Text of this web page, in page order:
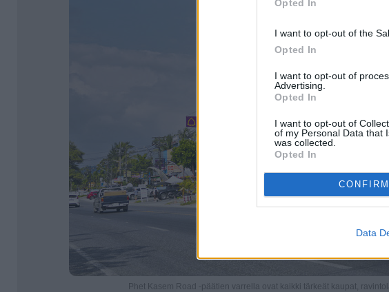
Opted In
I want to opt-out of the
Opted In
I want to opt-out of
Advertising.
Opted In
I want to opt-out of
of my Personal Data that
was collected.
Opted In
CONFIRM
Data
Phet Kasem Road -päätien varrella ovat kaikki tärkeät kaupat,